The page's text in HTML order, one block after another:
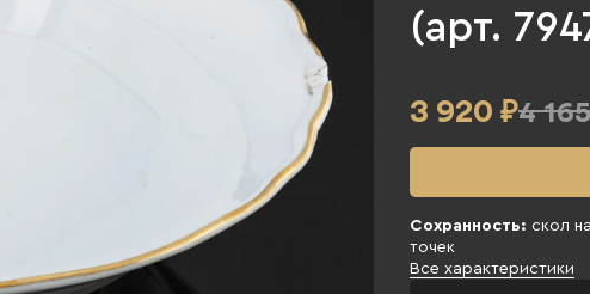
(арт.
3 920 ₽4
Сохранность: скол
точек
Все характеристики